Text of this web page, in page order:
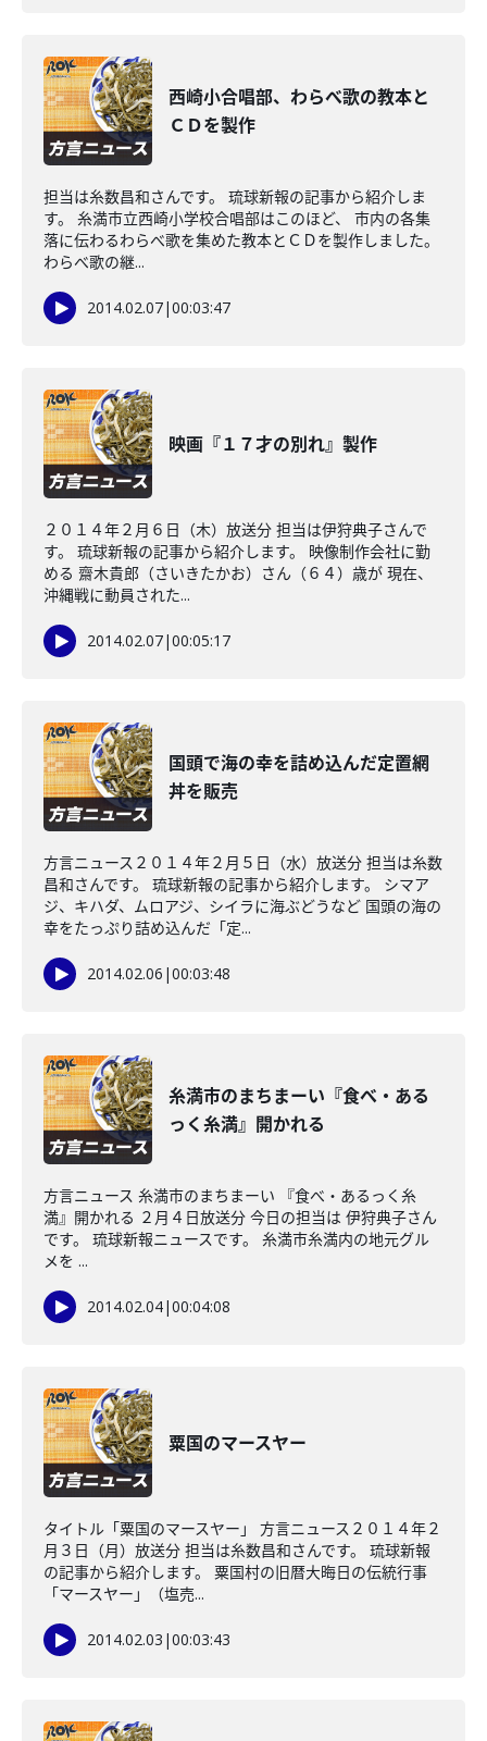
西崎小合唱部、わらべ歌の教本と
ＣＤを製作
担当は糸数昌和さんです。 琉球新報の記事から紹介しま
す。 糸満市立西崎小学校合唱部はこのほど、 市内の各集
落に伝わるわらべ歌を集めた教本とＣＤを製作しました。
わらべ歌の継...
2014.02.07|00:03:47
映画『１７才の別れ』製作
２０１４年２月６日（木）放送分 担当は伊狩典子さんで
す。 琉球新報の記事から紹介します。 映像制作会社に勤
める 齋木貴郎（さいきたかお）さん（６４）歳が 現在、
沖縄戦に動員された...
2014.02.07|00:05:17
国頭で海の幸を詰め込んだ定置網
丼を販売
方言ニュース２０１４年２月５日（水）放送分 担当は糸数
昌和さんです。 琉球新報の記事から紹介します。 シマア
ジ、キハダ、ムロアジ、シイラに海ぶどうなど 国頭の海の
幸をたっぷり詰め込んだ「定...
2014.02.06 |00:03:48
糸満市のまちまーい『食べ・ある
っく糸満』開かれる
方言ニュース 糸満市のまちまーい 『食べ・あるっく糸
満』開かれる ２月４日放送分 今日の担当は 伊狩典子さん
です。 琉球新報ニュースです。 糸満市糸満内の地元グル
メを ...
2014.02.04|00:04:08
粟国のマースヤー
タイトル「粟国のマースヤー」 方言ニュース２０１４年２
月３日（月）放送分 担当は糸数昌和さんです。 琉球新報
の記事から紹介します。 粟国村の旧暦大晦日の伝統行事
「マースヤー」（塩売...
2014.02.03 |00:03:43